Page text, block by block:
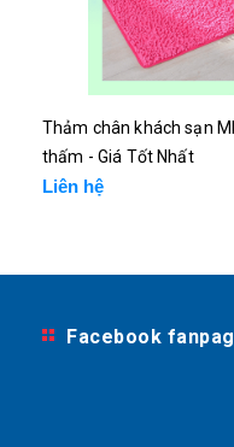
Thảm chân khách sạn
thấm - Giá Tốt Nhất
Liên hệ
Facebook